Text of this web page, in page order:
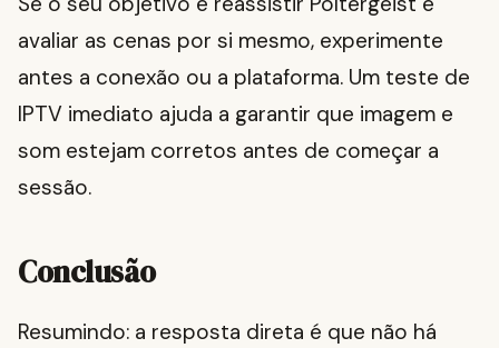
avaliar as cenas por si mesmo, experimente
antes a conexão ou a plataforma. Um teste de
IPTV imediato ajuda a garantir que imagem e
som estejam corretos antes de começar a
sessão.
Conclusão
Resumindo: a resposta direta é que não há